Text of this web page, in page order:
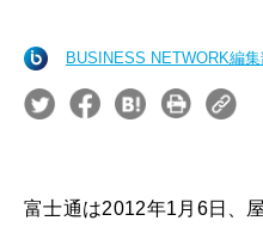
BUSINESS NETWORK編
富士通は2012年1月6日、